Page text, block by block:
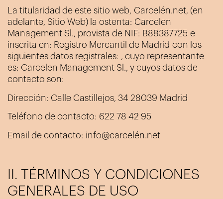
La titularidad de este sitio web, Carcelén.net, (en
adelante, Sitio Web) la ostenta: Carcelen
Management Sl., provista de NIF: B88387725 e
inscrita en: Registro Mercantil de Madrid con los
siguientes datos registrales: , cuyo representante
es: Carcelen Management Sl., y cuyos datos de
contacto son:
Dirección: Calle Castillejos, 34 28039 Madrid
Teléfono de contacto: 622 78 42 95
Email de contacto: info@carcelén.net
II. TÉRMINOS Y CONDICIONES
GENERALES DE USO